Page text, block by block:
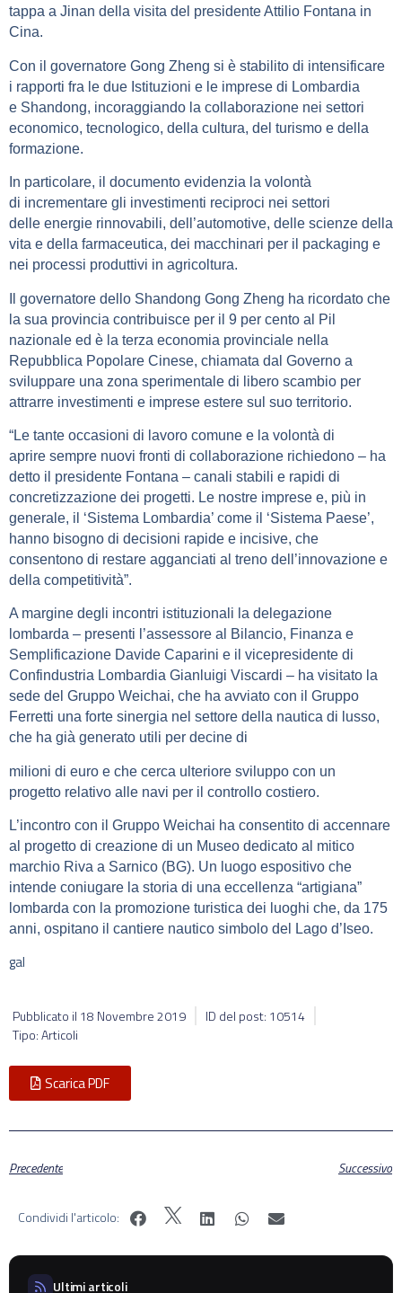
tappa a Jinan della visita del presidente Attilio Fontana in
Cina.
Con il governatore Gong Zheng si è stabilito di intensificare
i rapporti fra le due Istituzioni e le imprese di Lombardia
e Shandong, incoraggiando la collaborazione nei settori
economico, tecnologico, della cultura, del turismo e della
formazione.
In particolare, il documento evidenzia la volontà
di incrementare gli investimenti reciproci nei settori
delle energie rinnovabili, dell’automotive, delle scienze della
vita e della farmaceutica, dei macchinari per il packaging e
nei processi produttivi in agricoltura.
Il governatore dello Shandong Gong Zheng ha ricordato che
la sua provincia contribuisce per il 9 per cento al Pil
nazionale ed è la terza economia provinciale nella
Repubblica Popolare Cinese, chiamata dal Governo a
sviluppare una zona sperimentale di libero scambio per
attrarre investimenti e imprese estere sul suo territorio.
“Le tante occasioni di lavoro comune e la volontà di
aprire sempre nuovi fronti di collaborazione richiedono – ha
detto il presidente Fontana – canali stabili e rapidi di
concretizzazione dei progetti. Le nostre imprese e, più in
generale, il ‘Sistema Lombardia’ come il ‘Sistema Paese’,
hanno bisogno di decisioni rapide e incisive, che
consentono di restare agganciati al treno dell’innovazione e
della competitività”.
A margine degli incontri istituzionali la delegazione
lombarda – presenti l’assessore al Bilancio, Finanza e
Semplificazione Davide Caparini e il vicepresidente di
Confindustria Lombardia Gianluigi Viscardi – ha visitato la
sede del Gruppo Weichai, che ha avviato con il Gruppo
Ferretti una forte sinergia nel settore della nautica di lusso,
che ha già generato utili per decine di
milioni di euro e che cerca ulteriore sviluppo con un
progetto relativo alle navi per il controllo costiero.
L’incontro con il Gruppo Weichai ha consentito di accennare
al progetto di creazione di un Museo dedicato al mitico
marchio Riva a Sarnico (BG). Un luogo espositivo che
intende coniugare la storia di una eccellenza “artigiana”
lombarda con la promozione turistica dei luoghi che, da 175
anni, ospitano il cantiere nautico simbolo del Lago d’Iseo.
gal
Pubblicato il 18 Novembre 2019
ID del post: 10514
Tipo: Articoli
Scarica PDF
Precedente Successivo
Condividi l'articolo:
Ultimi articoli